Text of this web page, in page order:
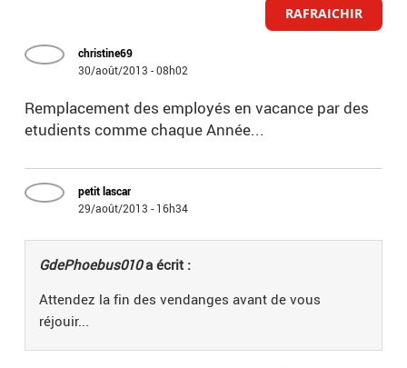
RAFRAICHIR
christine69
30/août/2013 - 08h02
Remplacement des employés en vacance par des
etudients comme chaque Année...
petit lascar
29/août/2013 - 16h34
GdePhoebus010a écrit :
Attendez la fin des vendanges avant de vous
réjouir...